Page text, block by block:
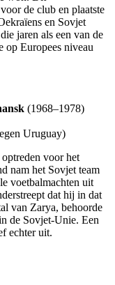
de club en plaatste
en Sovjet
jaren als een van de
op Europees niveau
(1968–1978)
Uruguay)
voor het
nam het Sovjet team
voetbalmachten uit
dat hij in dat
van Zarya, behoorde
de Sovjet-Unie. Een
echter uit.